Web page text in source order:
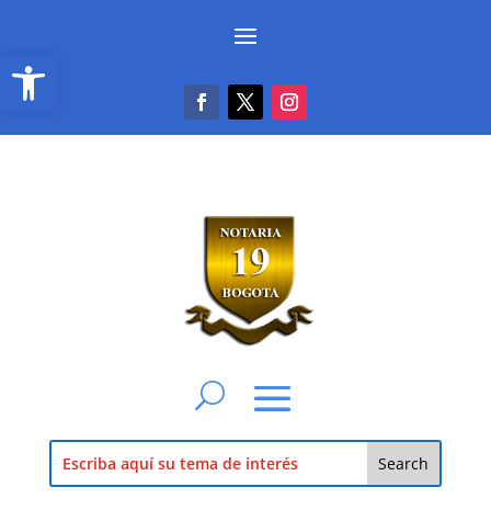
Abrir barra de herramientas